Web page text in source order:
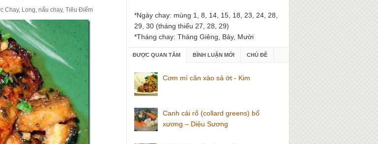
Chay, Long, nấu chay, Tiêu Điểm
*Ngày chay: mùng 1, 8, 14, 15, 18, 23, 24, 28,
29, 30 (tháng thiếu 27, 28, 29)
*Tháng chay: Tháng Giêng, Bảy, Mười
ĐƯỢC QUAN TÂM BÌNH LUẬN MỚI CHỦ ĐỀ
Cơm mì căn xào sả ớt - Kim
Canh cải rổ (collard greens) bổ
xương – Diệu Sương